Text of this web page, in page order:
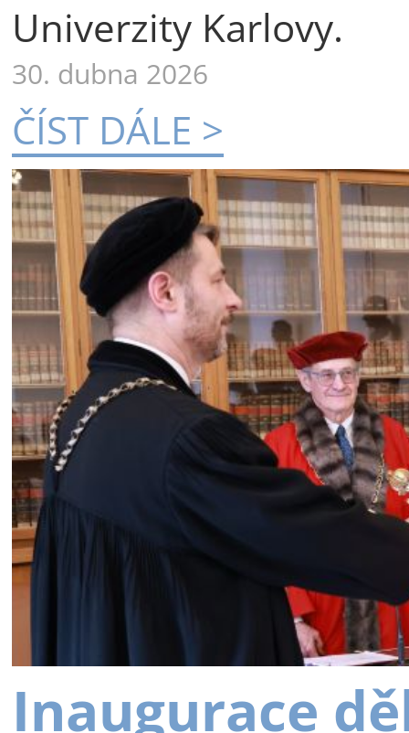
Univerzity Karlovy.
30. dubna 2026
ČÍST DÁLE >
Inaugurace